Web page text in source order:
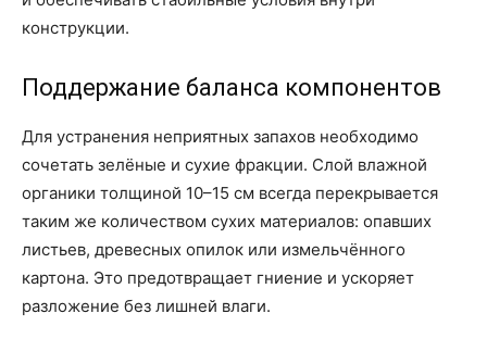
конструкции.
Поддержание баланса компонентов
Для устранения неприятных запахов необходимо
сочетать зелёные и сухие фракции. Слой влажной
органики толщиной 10–15 см всегда перекрывается
таким же количеством сухих материалов: опавших
листьев, древесных опилок или измельчённого
картона. Это предотвращает гниение и ускоряет
разложение без лишней влаги.